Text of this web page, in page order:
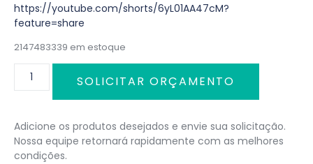
https://youtube.com/shorts/6yL01AA47cM?
feature=share
2147483339 em estoque
SOLICITAR ORÇAMENTO
Adicione os produtos desejados e envie sua solicitação.
Nossa equipe retornará rapidamente com as melhores
condições.